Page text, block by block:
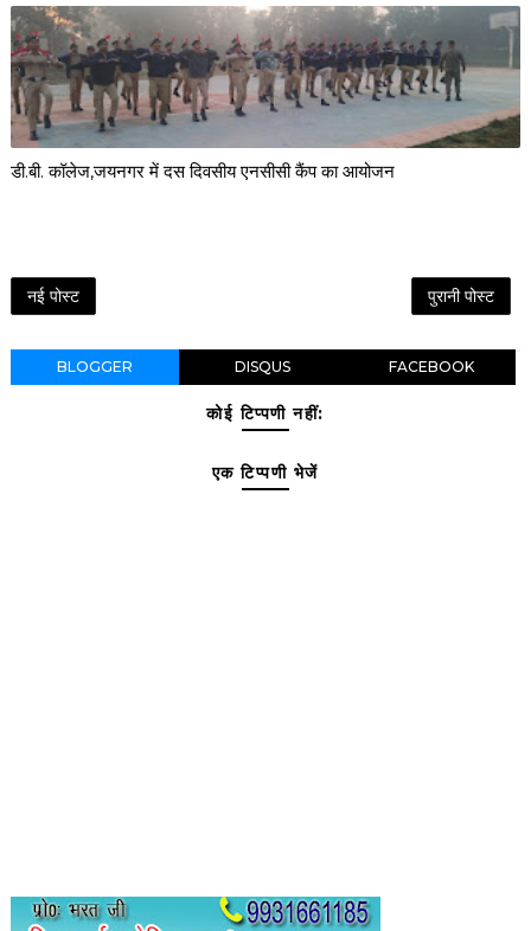
डी.बी. कॉलेज,जयनगर में दस दिवसीय एनसीसी कैंप का आयोजन
नई पोस्ट पुरानी पोस्ट
BLOGGER DISQUS FACEBOOK
कोई टिप्पणी नहीं:
एक टिप्पणी भेजें